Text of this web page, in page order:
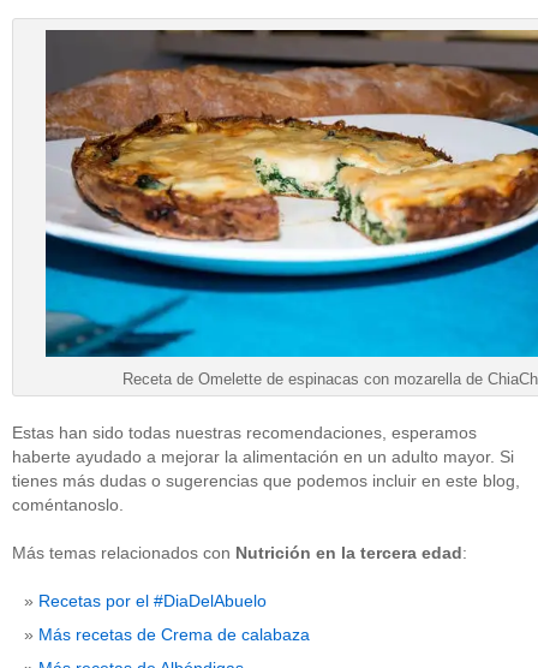
Receta de Omelette de espinacas con mozarella de
Estas han sido todas nuestras recomendaciones, esperamos
haberte ayudado a mejorar la alimentación en un adulto mayor. Si
tienes más dudas o sugerencias que podemos incluir en este blog,
coméntanoslo.
Más temas relacionados con Nutrición en la tercera edad:
Recetas por el #DiaDelAbuelo
Más recetas de Crema de calabaza